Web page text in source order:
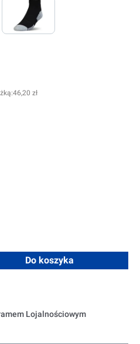
46,20 zł
ilość lub użyj
Do koszyka
Lojalnościowym